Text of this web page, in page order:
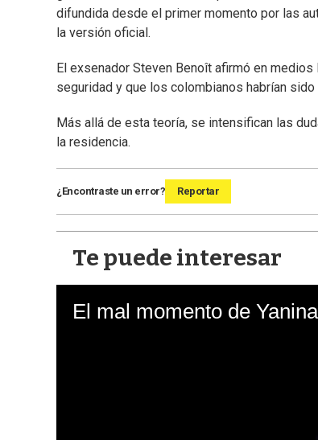
difundida desde el primer momento por las
la versión oficial.
El exsenador Steven Benoît afirmó en
seguridad y que los colombianos habrían
Más allá de esta teoría, se intensifican las
la residencia.
¿Encontraste un error? Reportar
Te puede interesar